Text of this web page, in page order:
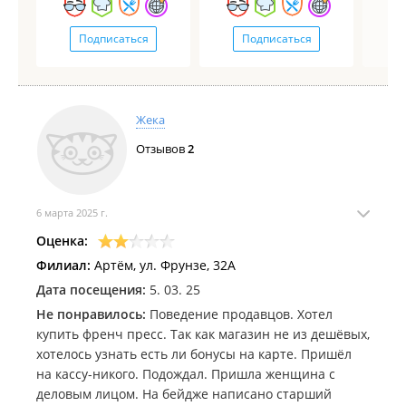
Подписаться Подписаться
Жека
Отзывов2
6 марта 2025 г.
Оценка:
Филиал: Артём, ул. Фрунзе, 32А
Дата посещения: 5. 03. 25
Не понравилось: Поведение продавцов. Хотел
купить френч пресс. Так как магазин не из дешёвых,
хотелось узнать есть ли бонусы на карте. Пришёл
на кассу-никого. Подождал. Пришла женщина с
деловым лицом. На бейдже написано старший